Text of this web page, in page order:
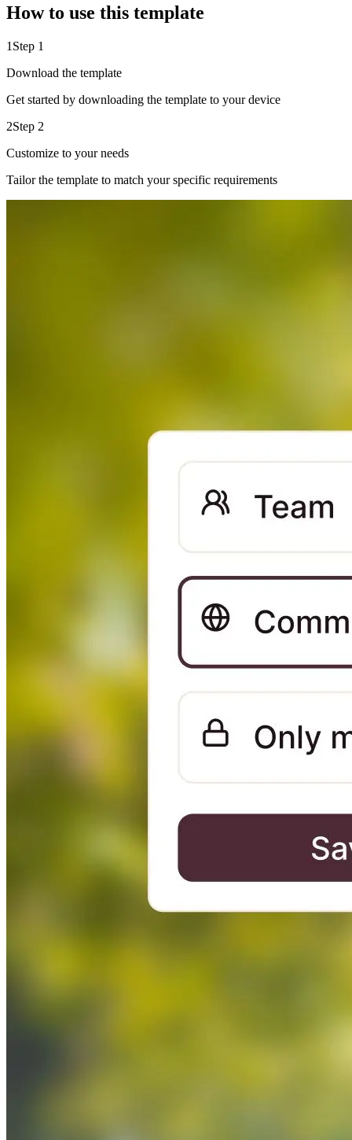
How to use this template
1 Step 1
Download the template
Get started by downloading the template to your device
2Step 2
Customize to your needs
Tailor the template to match your specific requirements